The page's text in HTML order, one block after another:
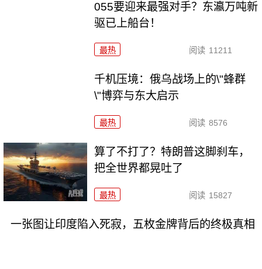
055要迎来最强对手？东瀛万吨新
驱已上船台！
最热 阅读 11211
千机压境：俄乌战场上的\"蜂群
\"博弈与东大启示
最热 阅读 8576
算了不打了？特朗普这脚刹车，
把全世界都晃吐了
最热 阅读 15827
一张图让印度陷入死寂，五枚金牌背后的终极真相